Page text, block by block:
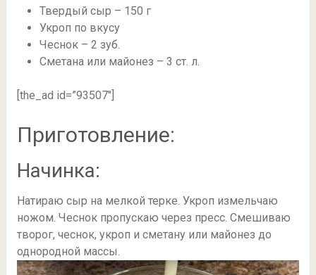
Твердый сыр – 150 г
Укроп по вкусу
Чеснок – 2 зуб.
Сметана или майонез – 3 ст. л.
[the_ad id=”93507″]
Приготовление:
Начинка:
Натираю сыр на мелкой терке. Укроп измельчаю
ножом. Чеснок пропускаю через пресс. Смешиваю
творог, чеснок, укроп и сметану или майонез до
однородной массы.